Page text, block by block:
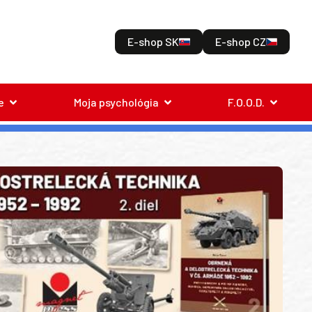
E-shop SK E-shop CZ
Moja psychológia F.O.O.D.